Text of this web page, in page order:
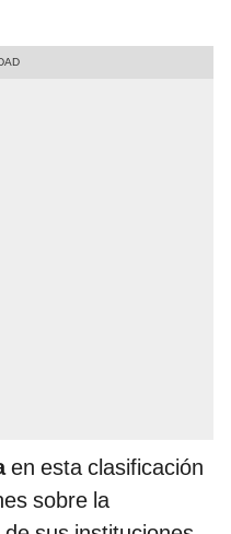
en esta clasificación
sobre la